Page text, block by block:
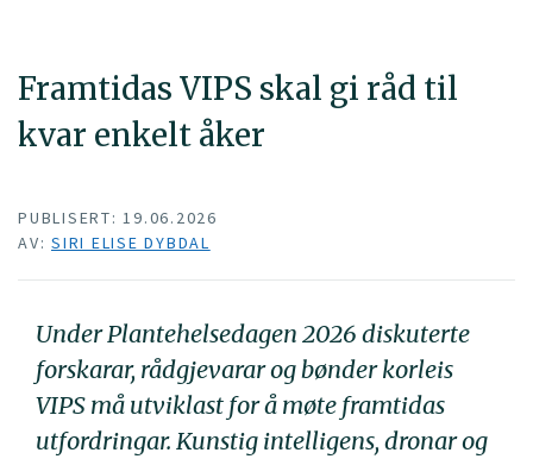
Framtidas VIPS skal gi råd til
kvar enkelt åker
PUBLISERT: 19.06.2026
AV: SIRI ELISE DYBDAL
Under Plantehelsedagen 2026 diskuterte
forskarar, rådgjevarar og bønder korleis
VIPS må utviklast for å møte framtidas
utfordringar. Kunstig intelligens, dronar og